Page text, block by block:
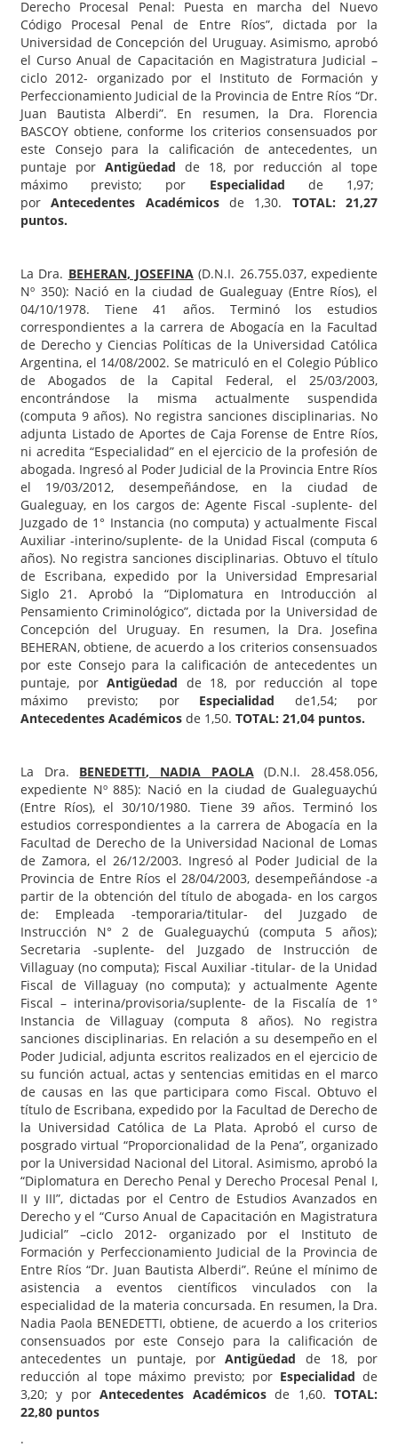
Derecho Procesal Penal: Puesta en marcha del Nuevo
Código Procesal Penal de Entre Ríos”, dictada por la
Universidad de Concepción del Uruguay. Asimismo, aprobó
el Curso Anual de Capacitación en Magistratura Judicial –
ciclo 2012- organizado por el Instituto de Formación y
Perfeccionamiento Judicial de la Provincia de Entre Ríos “Dr.
Juan Bautista Alberdi”. En resumen, la Dra. Florencia
BASCOY obtiene, conforme los criterios consensuados por
este Consejo para la calificación de antecedentes, un
puntaje por Antigüedad de 18, por reducción al tope
máximo previsto; por Especialidad de 1,97;
porAntecedentes Académicosde 1,30. TOTAL: 21,27
puntos.
La Dra. BEHERAN, JOSEFINA (D.N.I. 26.755.037, expediente
Nº 350): Nació en la ciudad de Gualeguay (Entre Ríos), el
04/10/1978. Tiene 41 años. Terminó los estudios
correspondientes a la carrera de Abogacía en la Facultad
de Derecho y Ciencias Políticas de la Universidad Católica
Argentina, el 14/08/2002. Se matriculó en el Colegio Público
de Abogados de la Capital Federal, el 25/03/2003,
encontrándose la misma actualmente suspendida
(computa 9 años). No registra sanciones disciplinarias. No
adjunta Listado de Aportes de Caja Forense de Entre Ríos,
ni acredita “Especialidad” en el ejercicio de la profesión de
abogada. Ingresó al Poder Judicial de la Provincia Entre Ríos
el 19/03/2012, desempeñándose, en la ciudad de
Gualeguay, en los cargos de: Agente Fiscal -suplente- del
Juzgado de 1° Instancia (no computa) y actualmente Fiscal
Auxiliar -interino/suplente- de la Unidad Fiscal (computa 6
años). No registra sanciones disciplinarias. Obtuvo el título
de Escribana, expedido por la Universidad Empresarial
Siglo 21. Aprobó la “Diplomatura en Introducción al
Pensamiento Criminológico”, dictada por la Universidad de
Concepción del Uruguay. En resumen, la Dra. Josefina
BEHERAN, obtiene, de acuerdo a los criterios consensuados
por este Consejo para la calificación de antecedentes un
puntaje, por Antigüedad de 18, por reducción al tope
máximo previsto; por Especialidad de1,54; por
Antecedentes Académicos de 1,50. TOTAL: 21,04 puntos.
La Dra. BENEDETTI, NADIA PAOLA(D.N.I. 28.458.056,
expediente Nº 885): Nació en la ciudad de Gualeguaychú
(Entre Ríos), el 30/10/1980. Tiene 39 años. Terminó los
estudios correspondientes a la carrera de Abogacía en la
Facultad de Derecho de la Universidad Nacional de Lomas
de Zamora, el 26/12/2003. Ingresó al Poder Judicial de la
Provincia de Entre Ríos el 28/04/2003, desempeñándose -a
partir de la obtención del título de abogada- en los cargos
de: Empleada -temporaria/titular- del Juzgado de
Instrucción N° 2 de Gualeguaychú (computa 5 años);
Secretaria -suplente- del Juzgado de Instrucción de
Villaguay (no computa); Fiscal Auxiliar -titular- de la Unidad
Fiscal de Villaguay (no computa); y actualmente Agente
Fiscal – interina/provisoria/suplente- de la Fiscalía de 1°
Instancia de Villaguay (computa 8 años). No registra
sanciones disciplinarias. En relación a su desempeño en el
Poder Judicial, adjunta escritos realizados en el ejercicio de
su función actual, actas y sentencias emitidas en el marco
de causas en las que participara como Fiscal. Obtuvo el
título de Escribana, expedido por la Facultad de Derecho de
la Universidad Católica de La Plata. Aprobó el curso de
posgrado virtual “Proporcionalidad de la Pena”, organizado
por la Universidad Nacional del Litoral. Asimismo, aprobó la
“Diplomatura en Derecho Penal y Derecho Procesal Penal I,
II y III”, dictadas por el Centro de Estudios Avanzados en
Derecho y el “Curso Anual de Capacitación en Magistratura
Judicial” –ciclo 2012- organizado por el Instituto de
Formación y Perfeccionamiento Judicial de la Provincia de
Entre Ríos “Dr. Juan Bautista Alberdi”. Reúne el mínimo de
asistencia a eventos científicos vinculados con la
especialidad de la materia concursada. En resumen, la Dra.
Nadia Paola BENEDETTI, obtiene, de acuerdo a los criterios
consensuados por este Consejo para la calificación de
antecedentes un puntaje, porAntigüedad de 18, por
reducción al tope máximo previsto; por Especialidad de
3,20; y porAntecedentes Académicosde 1,60.TOTAL:
22,80 puntos
.